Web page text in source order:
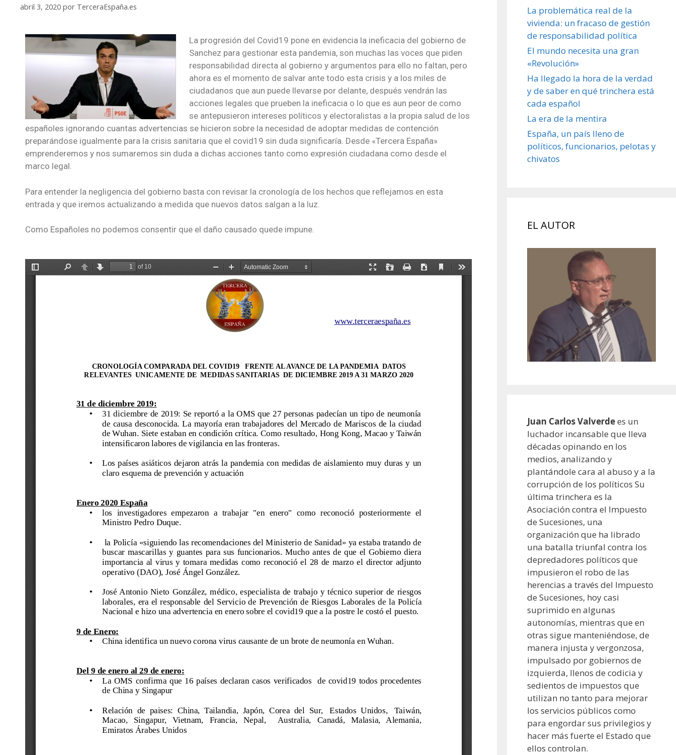
abril 3, 2020 por TerceraEspaña.es
La progresión del Covid19 pone en evidencia la ineficacia del gobierno de
Sanchez para gestionar esta pandemia, son muchas las voces que piden
responsabilidad directa al gobierno y argumentos para ello no faltan, pero
ahora es el momento de salvar ante todo esta crisis y a los miles de
ciudadanos que aun puede llevarse por delante, después vendrán las
acciones legales que prueben la ineficacia o lo que es aun peor de como
se antepusieron intereses políticos y electoralistas a la propia salud de los
españoles ignorando cuantas advertencias se hicieron sobre la necesidad de adoptar medidas de contención
preparándose igualmente para la crisis sanitaria que el covid19 sin duda significaría. Desde «Tercera España»
emprenderemos y nos sumaremos sin duda a dichas acciones tanto como expresión ciudadana como desde el
marco legal.
Para entender la negligencia del gobierno basta con revisar la cronología de los hechos que reflejamos en esta
entrada y que iremos actualizando a medida que nuevos datos salgan a la luz.
Como Españoles no podemos consentir que el daño causado quede impune.
La problemática real de la
vivienda: un fracaso de gestión
de responsabilidad política
El mundo necesita una gran
«Revolución»
Ha llegado la hora de la verdad
y de saber en qué trinchera está
cada español
La era de la mentira
España, un país lleno de
políticos, funcionarios, pelotas y
chivatos
EL AUTOR
Juan Carlos Valverdees un
luchador incansable que lleva
décadas opinando en los
medios, analizando y
plantándole cara al abuso y a la
corrupción de los políticos Su
última trinchera es la
Asociación contra el Impuesto
de Sucesiones, una
organización que ha librado
una batalla triunfal contra los
depredadores políticos que
impusieron el robo de las
herencias a través del Impuesto
de Sucesiones, hoy casi
suprimido en algunas
autonomías, mientras que en
otras sigue manteniéndose, de
manera injusta y vergonzosa,
impulsado por gobiernos de
izquierda, llenos de codicia y
sedientos de impuestos que
utilizan no tanto para mejorar
los servicios públicos como
para engordar sus privilegios y
hacer más fuerte el Estado que
ellos controlan.